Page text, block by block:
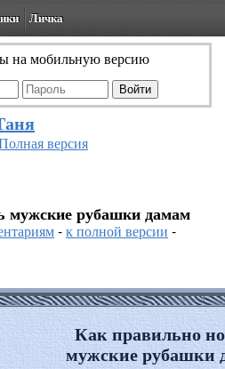
Личка
на мобильную версию
версия
мужские рубашки дамам
-к полной версии -
Как правильно
мужские рубашки